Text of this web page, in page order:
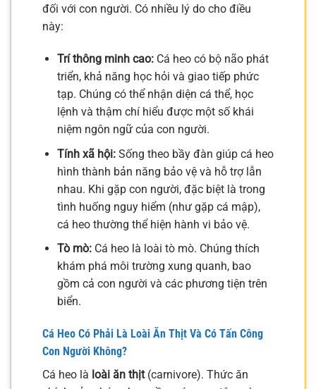
đối với con người. Có nhiều lý do cho điều
này:
Trí thông minh cao:Cá heo có bộ não phát
triển, khả năng học hỏi và giao tiếp phức
tạp. Chúng có thể nhận diện cá thể, học
lệnh và thậm chí hiểu được một số khái
niệm ngôn ngữ của con người.
Tính xã hội:Sống theo bầy đàn giúp cá heo
hình thành bản năng bảo vệ và hỗ trợ lẫn
nhau. Khi gặp con người, đặc biệt là trong
tình huống nguy hiểm (như gặp cá mập),
cá heo thường thể hiện hành vi bảo vệ.
Tò mò:Cá heo là loài tò mò. Chúng thích
khám phá môi trường xung quanh, bao
gồm cả con người và các phương tiện trên
biển.
Cá Heo Có Phải Là Loài Ăn Thịt Và Có Tấn Công
Con Người Không?
Cá heo là loài ăn thịt(carnivore). Thức ăn